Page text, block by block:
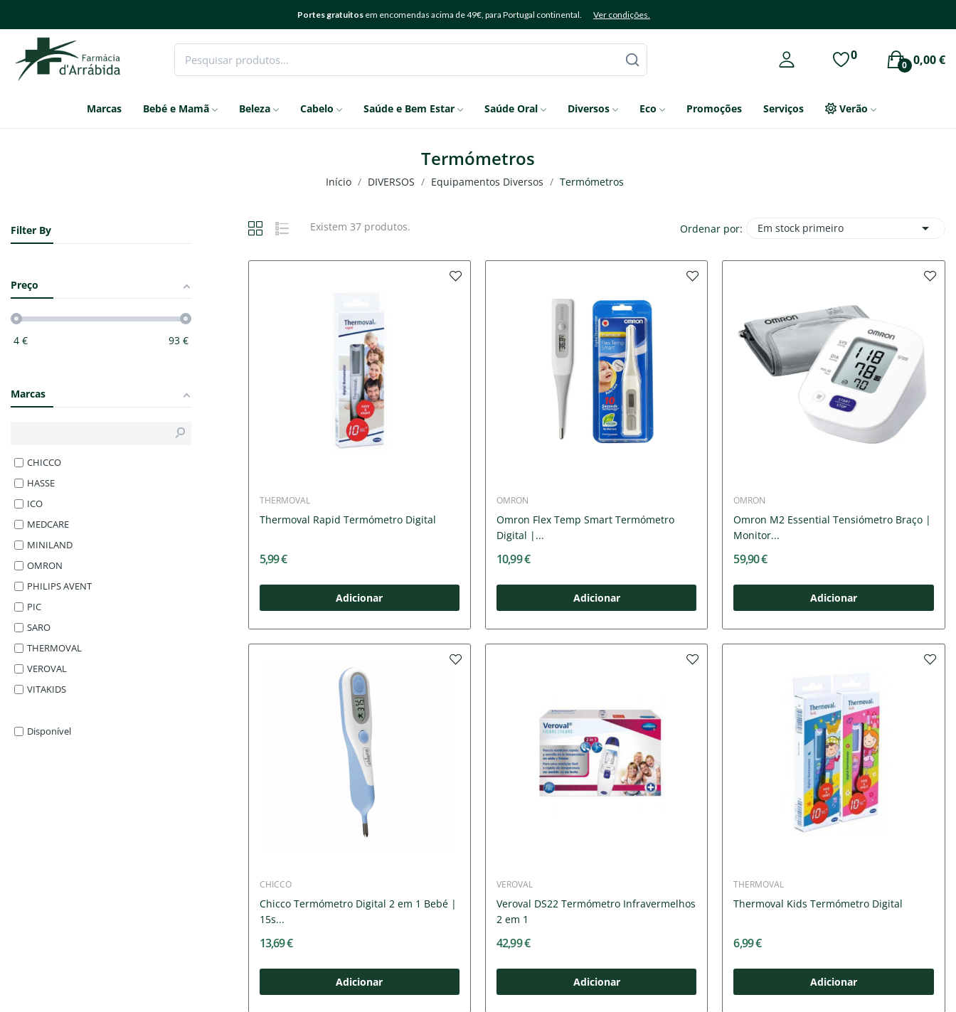
Portes gratuitos em encomendas acima de 49€, para Portugal continental. Ver condições.
0 0,00 €
0
Marcas Bebé e Mamã Beleza Cabelo Saúde e Bem Estar Saúde Oral Diversos Eco Promoções Serviços Verão
Termómetros
Início DIVERSOS Equipamentos Diversos Termómetros
Filter By
Preço
4 € 93€
Marcas
CHICCO
HASSE
ICO
MEDCARE
MINILAND
OMRON
PHILIPS AVENT
PIC
SARO
THERMOVAL
VEROVAL
VITAKIDS
Disponível
Existem 37 produtos. Ordenar por: Em stock primeiro 
THERMOVAL
Thermoval Rapid Termómetro Digital
5,99 €
Adicionar
OMRON
Omron Flex Temp Smart Termómetro
Digital |...
10,99 €
Adicionar
OMRON
Omron M2 Essential Tensiómetro Braço |
Monitor...
59,90 €
Adicionar
CHICCO
Chicco Termómetro Digital 2 em 1 Bebé |
15s...
13,69 €
Adicionar
VEROVAL
Veroval DS22 Termómetro Infravermelhos
2 em 1
42,99 €
Adicionar
THERMOVAL
Thermoval Kids Termómetro Digital
6,99 €
Adicionar